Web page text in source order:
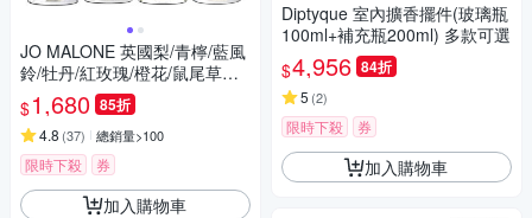
JO MALONE 英國梨/青檸/藍風
鈴/牡丹/紅玫瑰/橙花/鼠尾草與
海鹽 滿室幽香藤枝擴香組 165
ML 附原廠提袋
$1,680 85折
4.8 (37) 總銷量>100
限時下殺 券
加入購物車
Diptyque 室內擴香擺件(玻璃瓶
100ml+補充瓶200ml) 多款可選
$4,956 84折
5 (2)
限時下殺 券
加入購物車